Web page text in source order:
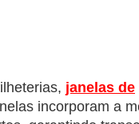
janelas de
incorporam a